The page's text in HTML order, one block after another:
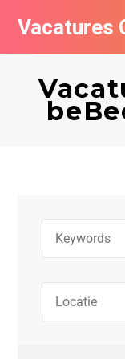
Vacatures
Vacatures per
Populair